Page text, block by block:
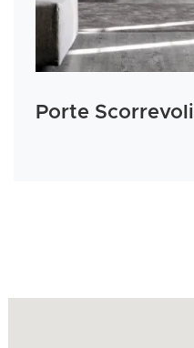
Porte Scorrevoli